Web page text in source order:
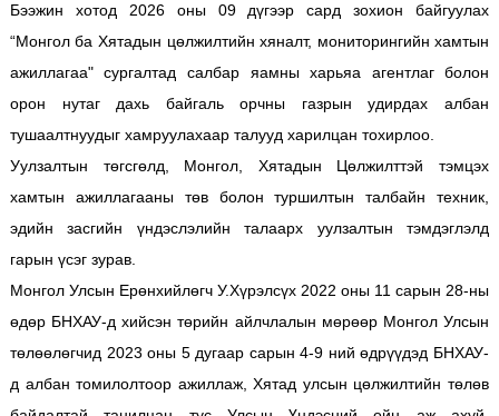
Бээжин хотод 2026 оны 09 дүгээр сард зохион байгуулах
“Монгол ба Хятадын цөлжилтийн хяналт, мониторингийн хамтын
ажиллагаа" сургалтад салбар яамны харьяа агентлаг болон
орон нутаг дахь байгаль орчны газрын удирдах албан
тушаалтнуудыг хамруулахаар талууд харилцан тохирлоо.
Уулзалтын төгсгөлд, Монгол, Хятадын Цөлжилттэй тэмцэх
хамтын ажиллагааны төв болон туршилтын талбайн техник,
эдийн засгийн үндэслэлийн талаарх уулзалтын тэмдэглэлд
гарын үсэг зурав.
Монгол Улсын Ерөнхийлөгч У.Хүрэлсүх 2022 оны 11 сарын 28-ны
өдөр БНХАУ-д хийсэн төрийн айлчлалын мөрөөр Монгол Улсын
төлөөлөгчид 2023 оны 5 дугаар сарын 4-9 ний өдрүүдэд БНХАУ-
д албан томилолтоор ажиллаж, Хятад улсын цөлжилтийн төлөв